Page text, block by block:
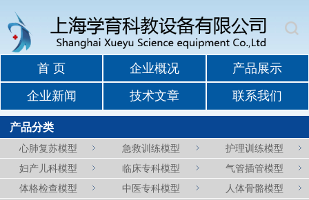
首 页 企业概况 产品展示
企业新闻 技术文章 联系我们
产品分类
心肺复苏模型 急救训练模型
护理训练模型
妇产儿科模型
临床专科模型
气管插管模型
体格检查模型
中医专科模型
人体骨骼模型